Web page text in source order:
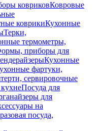
ковриковКовровые
коврикиКухонные
Терки,
термометры,
приборы для
Кухонные
фартуки,
сервировочные
Посуда для
для
на
посуда,